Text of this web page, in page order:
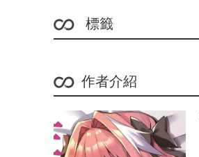
標籤
作者介紹